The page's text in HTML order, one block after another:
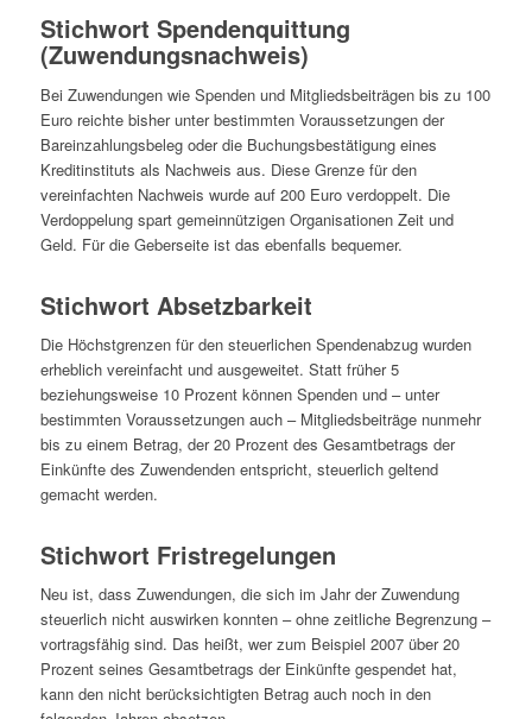
Stichwort Spendenquittung
(Zuwendungsnachweis)
Bei Zuwendungen wie Spenden und Mitgliedsbeiträgen bis zu 100
Euroreichte bisher unter bestimmten Voraussetzungen der
Bareinzahlungsbeleg oder die Buchungsbestätigung eines
Kreditinstituts als Nachweis aus. Diese Grenze für den
vereinfachten Nachweis wurde auf 200 Euro verdoppelt. Die
Verdoppelung spart gemeinnützigen Organisationen Zeit und
Geld. Für die Geberseite ist das ebenfalls bequemer.
Stichwort Absetzbarkeit
Die Höchstgrenzen für den steuerlichen Spendenabzug wurden
erheblich vereinfacht und ausgeweitet. Statt früher 5
beziehungsweise 10 Prozent können Spenden und – unter
bestimmten Voraussetzungen auch – Mitgliedsbeiträge nunmehr
bis zu einem Betrag, der 20 Prozent des Gesamtbetrags der
Einkünfte des Zuwendenden entspricht, steuerlich geltend
gemacht werden.
Stichwort Fristregelungen
Neu ist, dass Zuwendungen, die sich im Jahr der Zuwendung
steuerlich nicht auswirken konnten – ohne zeitliche Begrenzung –
vortragsfähig sind. Das heißt, wer zum Beispiel 2007 über 20
Prozent seines Gesamtbetrags der Einkünfte gespendet hat,
kann den nicht berücksichtigten Betrag auch noch in den